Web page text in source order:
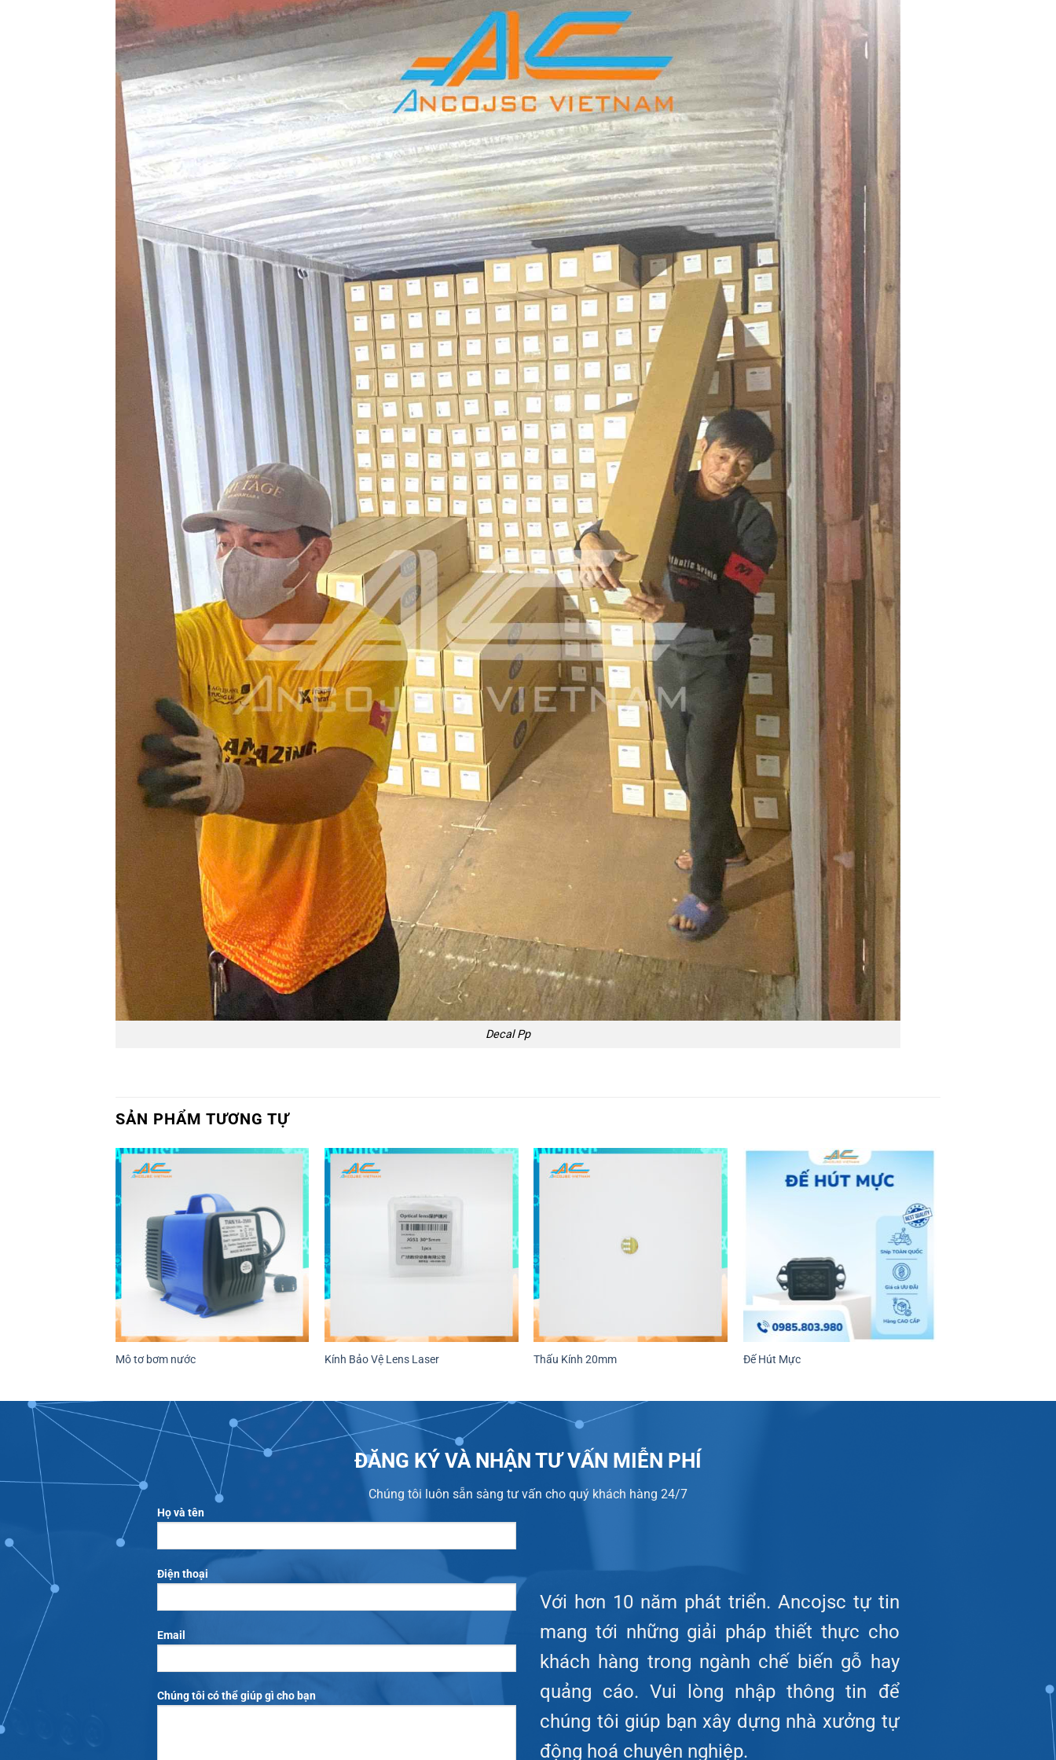
Decal Pp
SẢN PHẨM TƯƠNG TỰ
Mô tơ bơm nước Kính Bảo Vệ Lens Laser Thấu Kính 20mm Đế Hút Mực
ĐĂNG KÝ VÀ NHẬN TƯ VẤN MIỄN PHÍ
Chúng tôi luôn sẵn sàng tư vấn cho quý khách hàng 24/7
Họ và tên
Điện thoại
Email
Chúng tôi có thể giúp gì cho bạn
Với hơn 10 năm phát triển. Ancojsc tự tin
mang tới những giải pháp thiết thực cho
khách hàng trong ngành chế biến gỗ hay
quảng cáo. Vui lòng nhập thông tin để
chúng tôi giúp bạn xây dựng nhà xưởng tự
động hoá chuyên nghiệp.